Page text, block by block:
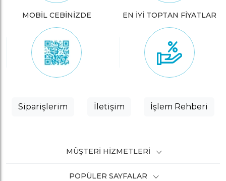
MOBİL CEBİNİZDE EN İYİ TOPTAN FİYATLAR
Siparişlerim İletişim İşlem Rehberi
MÜŞTERI HIZMETLERI
POPÜLER SAYFALAR